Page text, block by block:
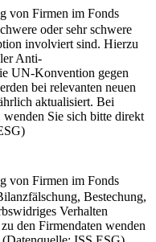
von Firmen im Fonds
oder sehr schwere
involviert sind. Hierzu
Anti-
UN-Konvention gegen
bei relevanten neuen
aktualisiert. Bei
Sie sich bitte direkt
von Firmen im Fonds
Bestechung,
Verhalten
den Firmendaten wenden